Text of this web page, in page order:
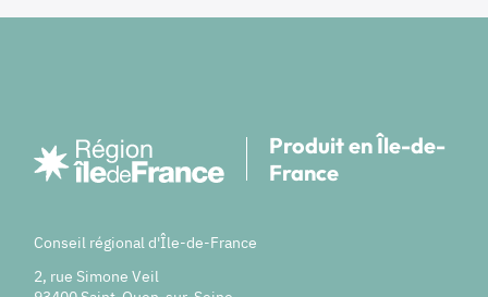
Produit en Île-de-
France
Conseil régional d'Île-de-France
2, rue Simone Veil